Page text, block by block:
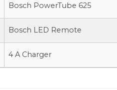
Bosch PowerTube 625
Bosch LED Remote
4 A Charger